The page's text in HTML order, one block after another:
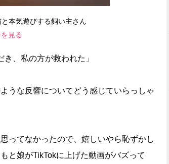
本気遊びする飼い主さん
見る
、私の方が救われた」
な反響についてどう感じていらっしゃ
ってなかったので、嬉しいやら恥ずかし
と娘がTikTokに上げた動画がバズって